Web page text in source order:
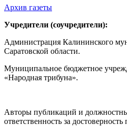
Архив газеты
Учредители (соучредители):
Администрация Калининского
Саратовской области.
Муниципальное бюджетное
«Народная трибуна».
Авторы публикаций и
ответственность за